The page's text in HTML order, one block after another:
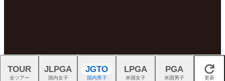
閉じる
TOUR
全ツアー
JLPGA
国内女子
JGTO
国内男子
LPGA
米国女子
PGA
米国男子 更新